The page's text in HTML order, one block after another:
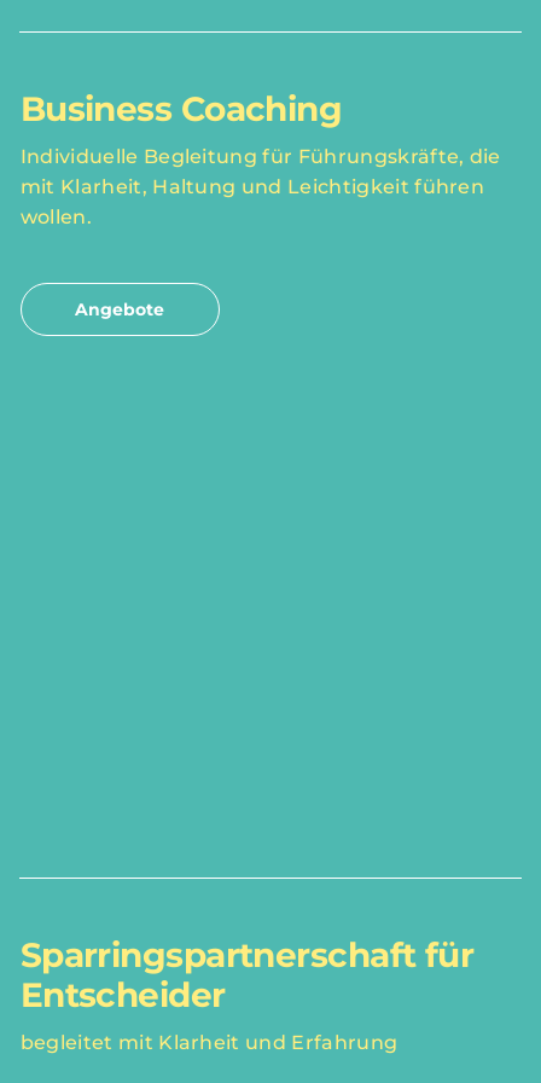
Business Coaching
Individuelle Begleitung für Führungskräfte, die
mit Klarheit, Haltung und Leichtigkeit führen
wollen.
Angebote
Sparringspartnerschaft für
Entscheider
begleitet mit Klarheit und Erfahrung